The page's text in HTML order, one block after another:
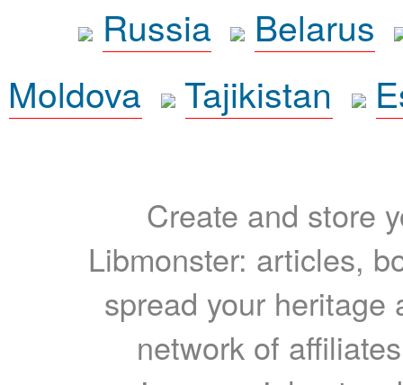
Russia
Belarus
Moldova
Tajikistan
Create and store
Libmonster: articles,
spread your heritage
network of